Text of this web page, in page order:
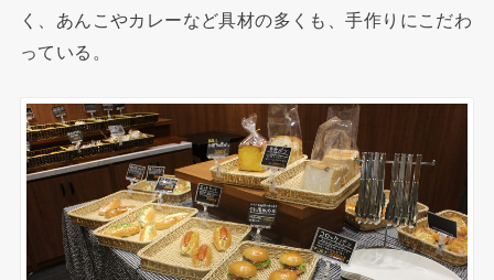
く、あんこやカレーなど具材の多くも、手作りにこだわ
っている。